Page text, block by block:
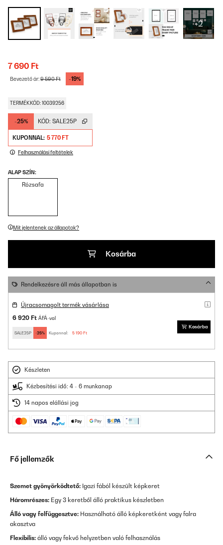
+2
7 690 Ft
Bevezető ár:9 590 Ft -19%
TERMÉKKÓD: 10039256
-25% KÓD: SALE25P
KUPONNAL: 5 770 FT
Felhasználási feltételek
ALAP SZÍN:
Rózsafa
Mit jelentenek az állapotok?
Kosárba
Rendelkezésre áll más állapotban is
Újracsomagolt termék vásárlása
6 920 Ft ÁFÁ-val
SALE25P -25% Kuponnal: 5 190 Ft
Kosárba
Készleten
Kézbesítési idő: 4 - 6 munkanap
14 napos elállási jog
Fő jellemzők
Szemet gyönyörködtető: Igazi fából készült képkeret
Háromrészes: Egy 3 keretből álló praktikus készletben
Álló vagy felfüggesztve: Használható álló képkeretként vagy falra
akasztva
Flexibilis: álló vagy fekvő helyzetben való felhasználás